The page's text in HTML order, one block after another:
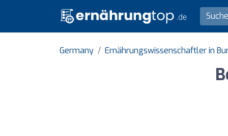
Germany Ernährungswissenschaftler in